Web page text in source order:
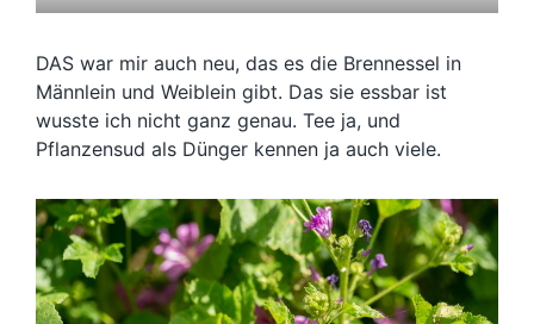
DAS war mir auch neu, das es die Brennessel in
Männlein und Weiblein gibt. Das sie essbar ist
wusste ich nicht ganz genau. Tee ja, und
Pflanzensud als Dünger kennen ja auch viele.